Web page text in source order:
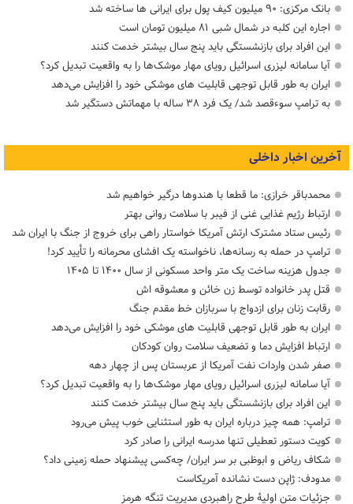
بانک مرکزی: ۹۰ میلیون کیف پول برای ایرانی ها ساخته شد
اجاره این کلبه در شمال شبی ۸۱ میلیون تومان است
این افراد برای بازنشستگی باید پنج سال بیشتر خدمت کنند
آیا سامانه لیزری اسرائیل رویای مهار موشک‌ها را به واقعیت تبدیل کرد؟
ایران به طور قابل توجهی قابلیت های موشکی خود را افزایش می‌دهد
به ترامپ سوءقصد شد/ یک فرد ۳۸ ساله با مهماتش دستگیر شد
آخرین اخبار داخلی
محمدباقر خرازی: ما قطعا با هندوها درگیر خواهیم شد
ارتباط رژیم غذایی غنی از فیبر با سلامت روانی بهتر
رئیس ستاد مشترک ارتش آمریکا خواستار راهی برای خروج از جنگ با ایران شد
ترامپ در حمله‌ به رسانه‌ها، ناخواسته یک افشای محرمانه را تأیید کرد!
جدول هزینه ساخت یک متر واحد مسکونی از سال ۱۴۰۰ تا ۱۴۰۵
قتل پدر خانواده توسط زن خائن و معشوقه اش
رقابت زنان برای ازدواج با سربازان خط مقدم جنگ
ایران به طور قابل توجهی قابلیت های موشکی خود را افزایش می‌دهد
ارتباط افزایش دما و تضعیف سلامت روان کودکان
صفر شدن واردات نفت آمریکا از عربستان پس از چهار دهه
آیا سامانه لیزری اسرائیل رویای مهار موشک‌ها را به واقعیت تبدیل کرد؟
این افراد برای بازنشستگی باید پنج سال بیشتر خدمت کنند
ترامپ: همه چیز درباره ایران به طور استثنایی خوب پیش می‌رود
کویت دستور تعطیلی تنها مدرسه ایرانی را صادر کرد
شکاف ریاض و ابوظبی بر سر ایران/ چه‌کسی پیشنهاد حمله زمینی داد؟
مدودف: ژاپن دست نشانده آمریکاست
جزئیات متن اولیۀ طرح راهبردی مدیریت تنگه هرمز